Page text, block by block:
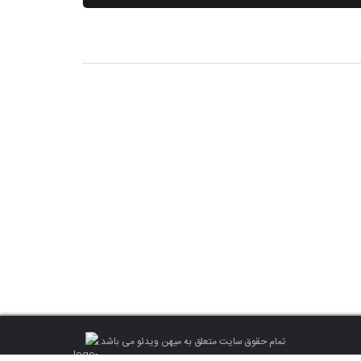
تمام حقوق سایت متعلق به میهن ویدئو می باشد.